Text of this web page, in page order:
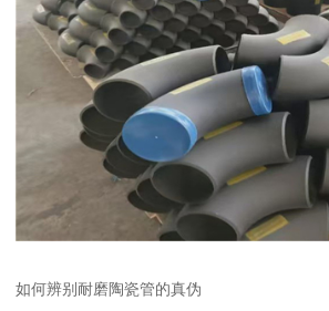
如何辨别耐磨陶瓷管的真伪